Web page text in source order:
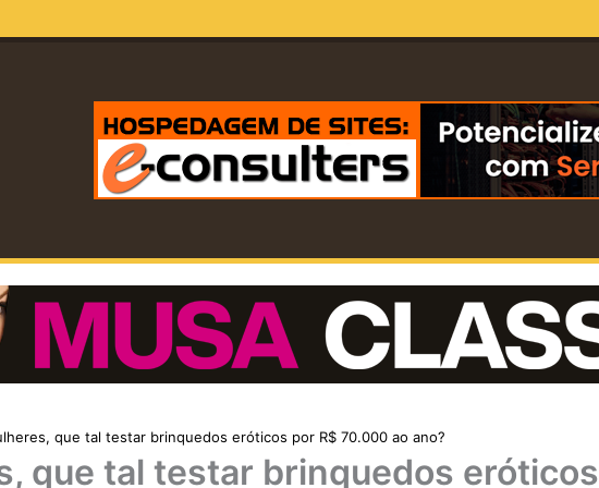
que tal testar brinquedos eróticos por R$ 70.000 ao ano?
que tal testar brinquedos eróticos